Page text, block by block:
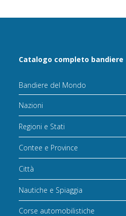
Catalogo completo bandiere
Bandiere del Mondo
Nazioni
Regioni e Stati
Contee e Province
Città
Nautiche e Spiaggia
Corse automobilistiche